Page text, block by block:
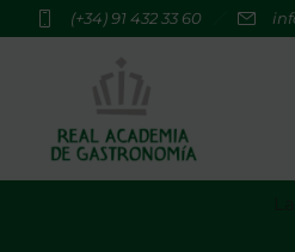
(+34) 91 432 33 60